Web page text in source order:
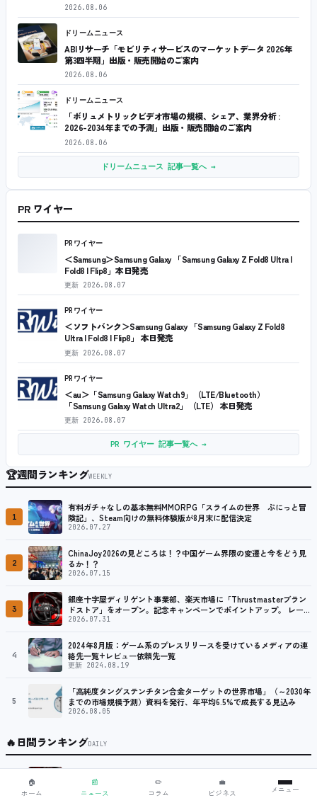
2026.08.06
ドリームニュース
ABIリサーチ「モビリティサービスのマーケットデータ 2026年
第3四半期」出版・販売開始のご案内
2026.08.06
ドリームニュース
「ボリュメトリックビデオ市場の規模、シェア、業界分析 :
2026-2034年までの予測」出版・販売開始のご案内
2026.08.06
ドリームニュース 記事一覧へ →
PR ワイヤー
PRワイヤー
＜Samsung＞Samsung Galaxy 「Samsung Galaxy Z Fold8 Ultra |
Fold8 | Flip8」本日発売
更新 2026.08.07
PRワイヤー
＜ソフトバンク＞Samsung Galaxy 「Samsung Galaxy Z Fold8
Ultra | Fold8 | Flip8」 本日発売
更新 2026.08.07
PRワイヤー
＜au＞「Samsung Galaxy Watch9」（LTE/Bluetooth）
「Samsung Galaxy Watch Ultra2」（LTE） 本日発売
更新 2026.08.07
PR ワイヤー 記事一覧へ →
🏆週間ランキングWEEKLY
1
有料ガチャなしの基本無料MMORPG「スライムの世界 ぷにっと冒
険記」、Steam向けの無料体験版が8月末に配信決定
2026.07.27
2
ChinaJoy2026の見どころは！？中国ゲーム界隈の変遷と今をどう見
るか！？
2026.07.15
3
銀座十字屋ディリゲント事業部、楽天市場に「Thrustmasterブラン
ドストア」をオープン。記念キャンペーンでポイントアップ。 レーシ
ング／フライトシム向けコントローラーを中心に、幅広くラインナッ
2026.07.31
4
2024年8月版：ゲーム系のプレスリリースを受けているメディアの連
絡先一覧+レビュー依頼先一覧
更新 2024.08.19
5
「高純度タングステンチタン合金ターゲットの世界市場」（～2030年
までの市場規模予測）資料を発行、年平均6.5%で成長する見込み
2026.08.05
🔥日間ランキングDAILY
ドストア」をオープン。記念キャンペーンでポイントアップ。 レーシ
ング／フライトシム向けコントローラーを中心に、幅広くラインナッ
2026.07.31
🏠
ホーム
📰
ニュース
✏️
コラム
💼
ビジネス
メニュー